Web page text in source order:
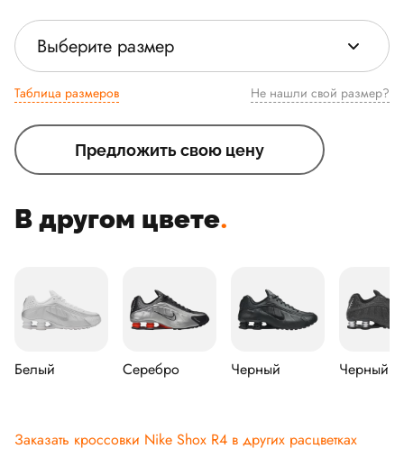
Выберите размер
Таблица размеров Не нашли свой размер?
Предложить свою цену
В другом цвете.
Белый Серебро Черный Черный
Заказать кроссовки Nike Shox R4 в других расцветках